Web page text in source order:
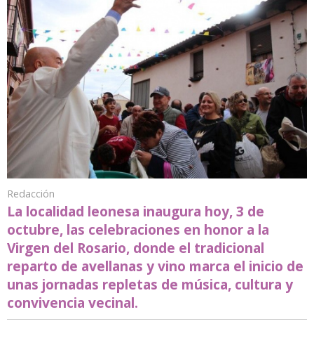
Redacción
La localidad leonesa inaugura hoy, 3 de
octubre, las celebraciones en honor a la
Virgen del Rosario, donde el tradicional
reparto de avellanas y vino marca el inicio de
unas jornadas repletas de música, cultura y
convivencia vecinal.